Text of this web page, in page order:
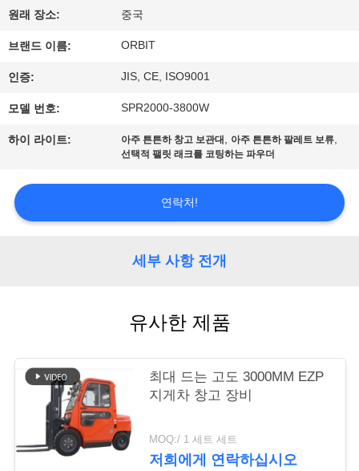
어
품
질
관
연
적
청
원래 장소: 중국
브랜드 이름: ORBIT
인증: JIS, CE, ISO9001
모델 번호: SPR2000-3800W
하이 라이트: 아주 튼튼하 창고 보관대 아주 튼튼하 팔레트 보류
선택적 팰릿 래크를 코팅하는 파우더
연락처!
세부 사항 전개
유사한 제품
최대 드는 고도 3000MM EZP
지게차 창고 장비
MOQ:/ 1 세트 세트
저희에게 연락하십시오